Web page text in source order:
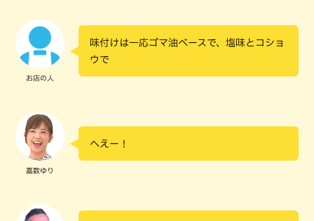
お店の人
味付けは一応ゴマ油ベースで、塩味とコショ
ウで
嘉数ゆり
へえー！